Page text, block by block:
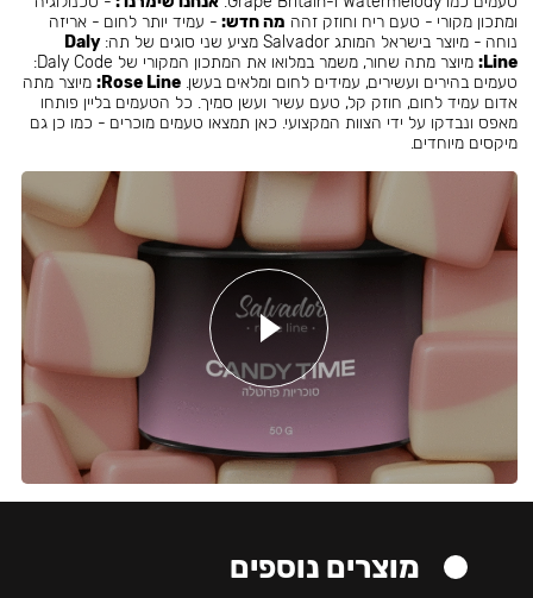
ומתכון מקורי - טעם ריח וחוזק זהה מה חדש: - עמיד יותר לחום - אריזה
נוחה - מיוצר בישראל המותג Salvador מציע שני סוגים של תה:
Daly
Line:
מיוצר מתה שחור, משמר במלואו את המתכון המקורי של Daly Code:
טעמים בהירים ועשירים, עמידים לחום ומלאים בעשן.Rose Line: מיוצר מתה
אדום עמיד לחום, חוזק קל, טעם עשיר ועשן סמיך. כל הטעמים בליין פותחו
מאפס ונבדקו על ידי הצוות המקצועי. כאן תמצאו טעמים מוכרים - כמו כן גם
מיקסים מיוחדים.
מוצרים נוספים